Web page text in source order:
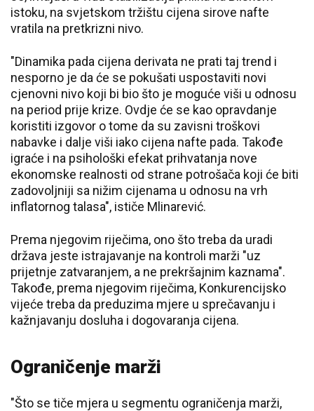
istoku, na svjetskom tržištu cijena sirove nafte
vratila na pretkrizni nivo.
"Dinamika pada cijena derivata ne prati taj trend i
nesporno je da će se pokušati uspostaviti novi
cjenovni nivo koji bi bio što je moguće viši u odnosu
na period prije krize. Ovdje će se kao opravdanje
koristiti izgovor o tome da su zavisni troškovi
nabavke i dalje viši iako cijena nafte pada. Takođe
igraće i na psihološki efekat prihvatanja nove
ekonomske realnosti od strane potrošača koji će biti
zadovoljniji sa nižim cijenama u odnosu na vrh
inflatornog talasa", ističe Mlinarević.
Prema njegovim riječima, ono što treba da uradi
država jeste istrajavanje na kontroli marži "uz
prijetnje zatvaranjem, a ne prekršajnim kaznama".
Takođe, prema njegovim riječima, Konkurencijsko
vijeće treba da preduzima mjere u sprečavanju i
kažnjavanju dosluha i dogovaranja cijena.
Ograničenje marži
"Što se tiče mjera u segmentu ograničenja marži,